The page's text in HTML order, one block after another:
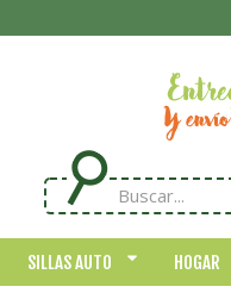
SILLAS AUTO HOGAR